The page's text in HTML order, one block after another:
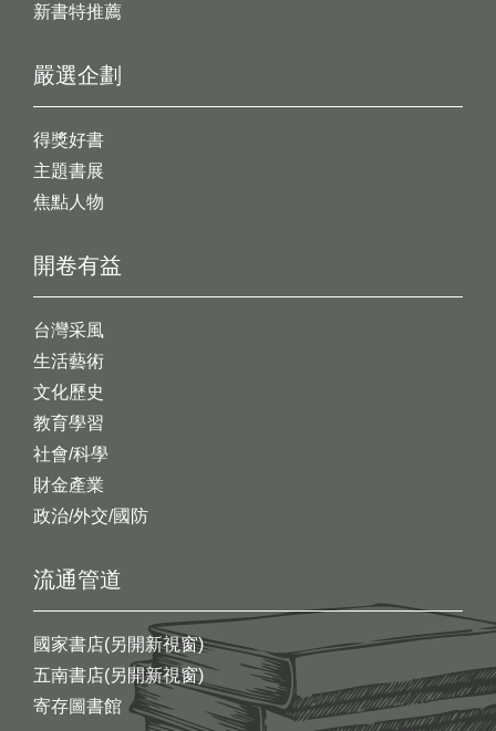
新書特推薦
開卷有益
台灣采風
生活藝術
文化歷史
教育學習
社會/科學
財金產業
政治/外交/國防
嚴選企劃
得獎好書
主題書展
焦點人物
流通管道
國家書店(另開新視窗)
五南書店(另開新視窗)
寄存圖書館